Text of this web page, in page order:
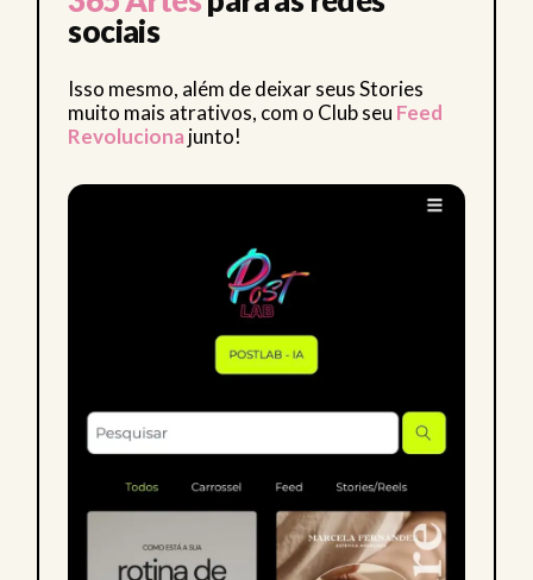
sociais
Isso mesmo, além de deixar seus Stories
muito mais atrativos, com o Club seu Feed
Revoluciona junto!